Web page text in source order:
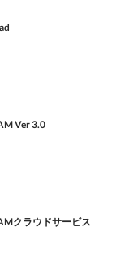
Ver 3.0
クラウドサービス